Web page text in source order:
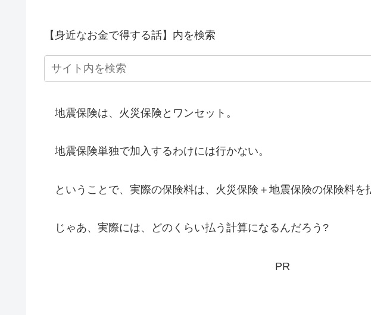
【身近なお金で得する話】内を検索
地震保険は、火災保険とワンセット。
地震保険単独で加入するわけには行かない。
ということで、実際の保険料は、火災保険＋地震保険の保険料を
じゃあ、実際には、どのくらい払う計算になるんだろう?
PR